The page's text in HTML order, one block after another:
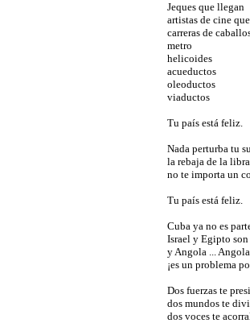
Jeques que llegan
artistas de cine
carreras de
metro
helicoides
acueductos
oleoductos
viaductos
Tu país está feliz.
Nada perturba tu
la rebaja de la
no te importa un
Tu país está feliz.
Cuba ya no es
Israel y Egipto
y Angola ...
¡es un problema
Dos fuerzas te
dos mundos te
dos voces te